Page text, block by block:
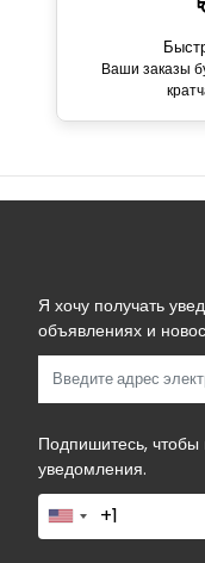
Ваши заказы
Я хочу получать
объявлениях и
Подпишитесь, чтобы
уведомления.